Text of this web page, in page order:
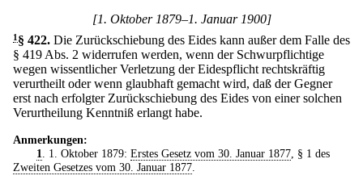
[1. Oktober 1879–1. Januar 1900]
1 § 422. Die Zurückschiebung des Eides kann außer dem Falle des
§ 419 Abs. 2 widerrufen werden, wenn der Schwurpflichtige
wegen wissentlicher Verletzung der Eidespflicht rechtskräftig
verurtheilt oder wenn glaubhaft gemacht wird, daß der Gegner
erst nach erfolgter Zurückschiebung des Eides von einer solchen
Verurtheilung Kenntniß erlangt habe.
Anmerkungen:
1
. 1. Oktober 1879: Erstes Gesetz vom 30. Januar 1877, § 1 des
Zweiten Gesetzes vom 30. Januar 1877